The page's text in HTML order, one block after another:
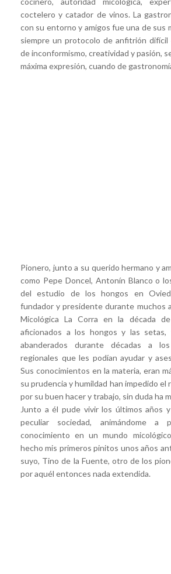
coctelero y catador de vinos. La
con su entorno y amigos fue una de sus
siempre un protocolo de anfitrión difícil
de inconformismo, creatividad y pasión,
máxima expresión, cuando de
Pionero, junto a su querido hermano y
como Pepe Doncel, Antonín Blanco o
del estudio de los hongos en
fundador y presidente durante muchos
Micológica La Corra en la década
aficionados a los hongos y las
abanderados durante décadas a
regionales que les podían ayudar y
Sus conocimientos en la materia, eran
su prudencia y humildad han impedido
por su buen hacer y trabajo, sin duda ha
Junto a él pude vivir los últimos años
peculiar sociedad, animándome a
conocimiento en un mundo
hecho mis primeros pinitos unos años
suyo, Tino de la Fuente, otro de los
por aquél entonces nada extendida.